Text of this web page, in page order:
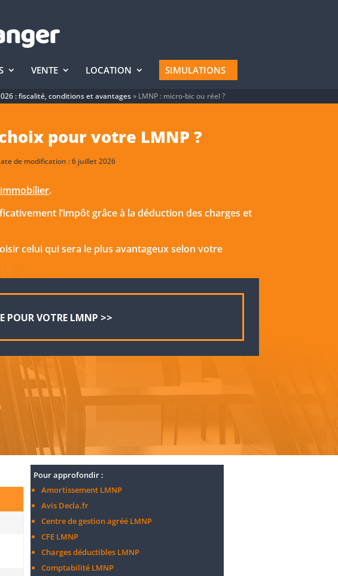
VENTE LOCATION SIMULATIONS
: fiscalité, conditions et avantages» LMNP : micro-bic ou réel ?
pour votre LMNP ?
de modification : 6 juillet 2026
.
l’impôt grâce à la déduction des charges et
celui qui sera le plus avantageux selon votre
POUR VOTRE LMNP >>
Pour approfondir :
Amortissement LMNP
Avis Decla.fr
Centre de gestion agréé LMNP
CFE LMNP
Charges déductibles LMNP
Comptabilité LMNP